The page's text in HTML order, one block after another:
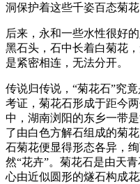
洞保护着这些千姿百态菊花
后来，永和一些水性很好
黑石头，石中长着白菊花
是紧密相连，无法分开。
传说归传说，“菊花石”究
考证，菊花石形成于距今
中，湖南浏阳的东乡一带
了由白色方解石组成的菊
石菊花便显得形态各异，
然“花卉”。菊花石是由天
心由近似圆形的燧石构成